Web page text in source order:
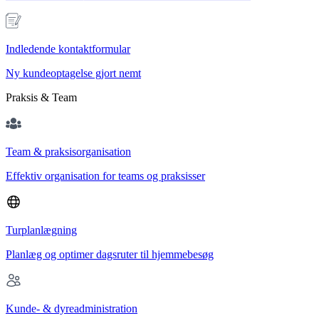
Indledende kontaktformular
Ny kundeoptagelse gjort nemt
Praksis & Team
Team & praksisorganisation
Effektiv organisation for teams og praksisser
Turplanlægning
Planlæg og optimer dagsruter til hjemmebesøg
Kunde- & dyreadministration